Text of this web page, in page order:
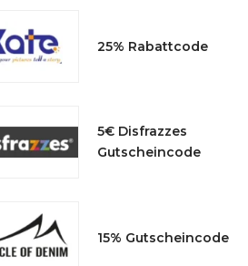
25% Rabattcode
5€ Disfrazzes
Gutscheincode
15% Gutscheincode